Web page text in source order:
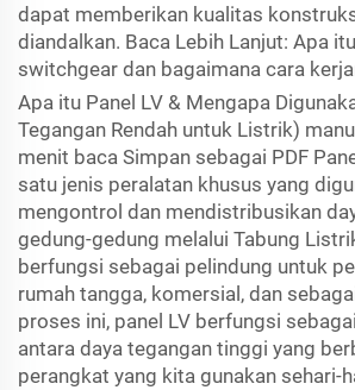
dapat memberikan kualitas
diandalkan. Baca Lebih Lanjut: Apa
switchgear dan bagaimana cara
Apa itu Panel LV & Mengapa
Tegangan Rendah untuk Listrik)
menit baca Simpan sebagai PDF
satu jenis peralatan khusus yang
mengontrol dan mendistribusikan
gedung-gedung melalui Tabung
berfungsi sebagai pelindung untuk
rumah tangga, komersial, dan
proses ini, panel LV berfungsi
antara daya tegangan tinggi yang
perangkat yang kita gunakan sehari-